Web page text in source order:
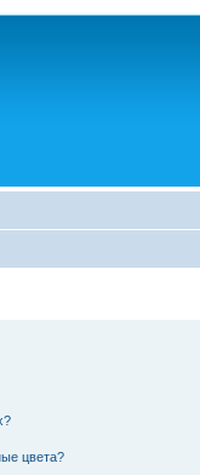
цвета?